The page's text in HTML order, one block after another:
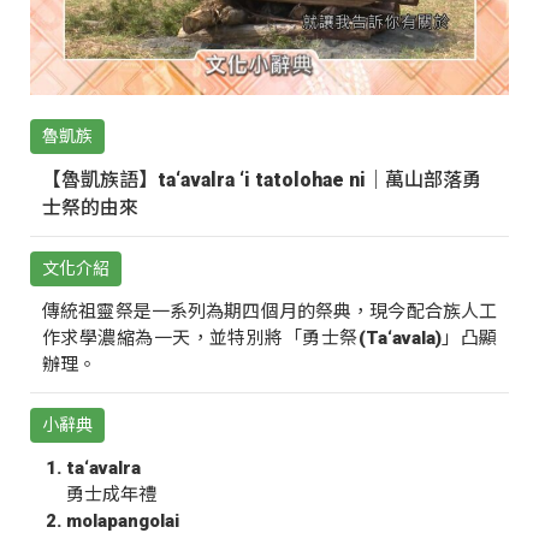
魯凱族
【魯凱族語】ta‘avalra ‘i tatolohae ni｜萬山部落勇
士祭的由來
文化介紹
傳統祖靈祭是一系列為期四個月的祭典，現今配合族人工
作求學濃縮為一天，並特別將「勇士祭(Ta‘avala)」凸顯
辦理。
小辭典
ta‘avalra
勇士成年禮
molapangolai